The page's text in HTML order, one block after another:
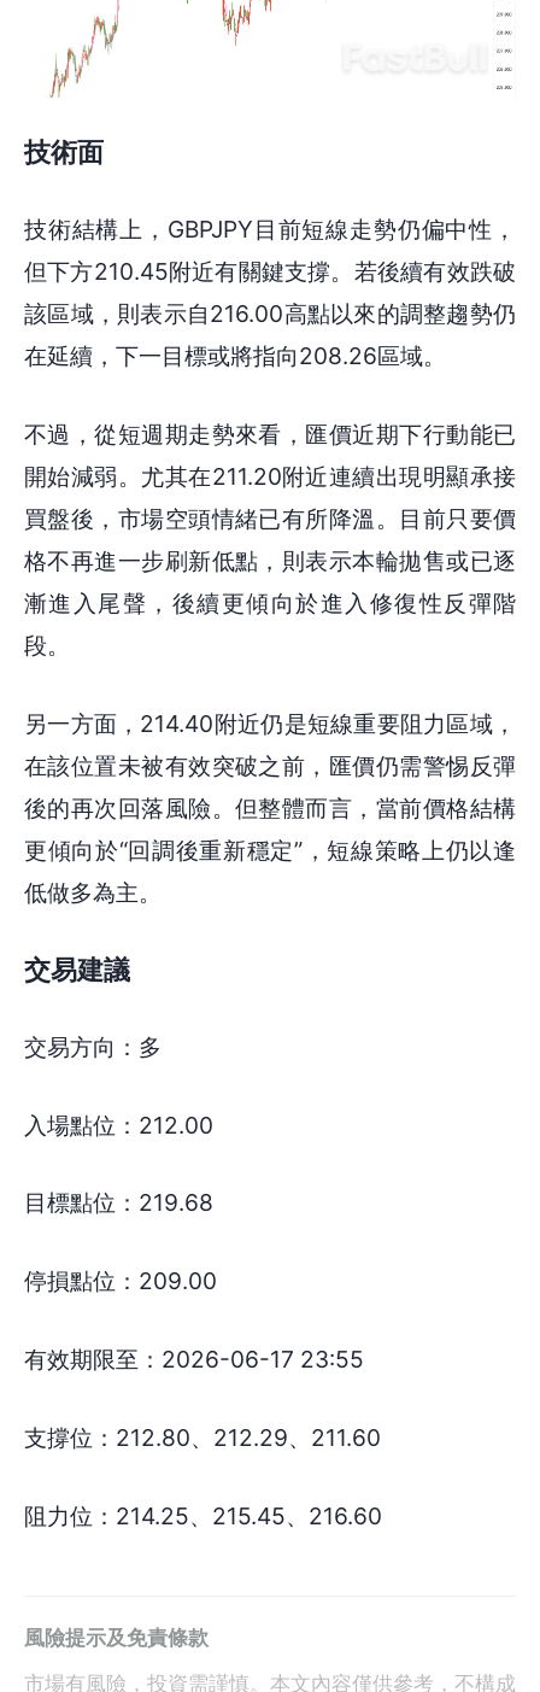
技術面
技術結構上，GBPJPY目前短線走勢仍偏中性，
但下方210.45附近有關鍵支撐。若後續有效跌破
該區域，則表示自216.00高點以來的調整趨勢仍
在延續，下一目標或將指向208.26區域。
不過，從短週期走勢來看，匯價近期下行動能已
開始減弱。尤其在211.20附近連續出現明顯承接
買盤後，市場空頭情緒已有所降溫。目前只要價
格不再進一步刷新低點，則表示本輪拋售或已逐
漸進入尾聲，後續更傾向於進入修復性反彈階
段。
另一方面，214.40附近仍是短線重要阻力區域，
在該位置未被有效突破之前，匯價仍需警惕反彈
後的再次回落風險。但整體而言，當前價格結構
更傾向於“回調後重新穩定”，短線策略上仍以逢
低做多為主。
交易建議
交易方向：多
入場點位：212.00
目標點位：219.68
停損點位：209.00
有效期限至：2026-06-17 23:55
支撐位：212.80、212.29、211.60
阻力位：214.25、215.45、216.60
風險提示及免責條款
市場有風險，投資需謹慎。本文內容僅供參考，不構成